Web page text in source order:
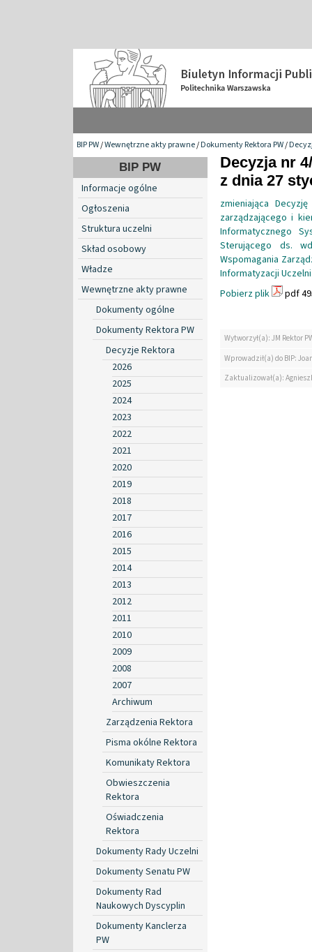
BIP PW/Wewnętrzne akty prawne/Dokumenty Rektora PW/
BIP PW
Informacje ogólne
Ogłoszenia
Struktura uczelni
Skład osobowy
Władze
Wewnętrzne akty prawne
Dokumenty ogólne
Dokumenty Rektora PW
Decyzje Rektora
2026
2025
2024
2023
2022
2021
2020
2019
2018
2017
2016
2015
2014
2013
2012
2011
2010
2009
2008
2007
Archiwum
Zarządzenia Rektora
Pisma okólne Rektora
Komunikaty Rektora
Obwieszczenia
Rektora
Oświadczenia
Rektora
Dokumenty Rady Uczelni
Dokumenty Senatu PW
Dokumenty Rad
Naukowych Dyscyplin
Dokumenty Kanclerza
PW
Decyzja nr
z dnia 27
zmieniająca
zarządzającego i
Informatycznego
Sterującego ds.
Wspomagania
Informatyzacji Uczelni
Pobierz plik
pdf
Wytworzył(a): JM Rektor
Wprowadził(a) do BIP:
Zaktualizował(a):